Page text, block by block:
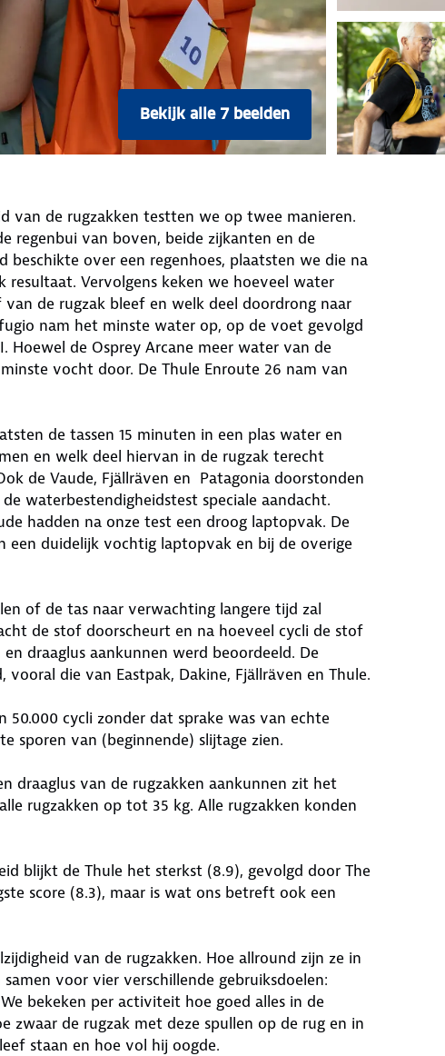
Bekijk alle 7 beelden
van de rugzakken testten we op twee manieren.
regenbui van boven, beide zijkanten en de
over een regenhoes, plaatsten we die na
resultaat. Vervolgens keken we hoeveel water
de rugzak bleef en welk deel doordrong naar
nam het minste water op, op de voet gevolgd
Hoewel de Osprey Arcane meer water van de
vocht door. De Thule Enroute 26 nam van
de tassen 15 minuten in een plas water en
en welk deel hiervan in de rugzak terecht
de Vaude, Fjällräven en Patagonia doorstonden
waterbestendigheidstest speciale aandacht.
hadden na onze test een droog laptopvak. De
een duidelijk vochtig laptopvak en bij de overige
of de tas naar verwachting langere tijd zal
de stof doorscheurt en na hoeveel cycli de stof
draaglus aankunnen werd beoordeeld. De
die van Eastpak, Dakine, Fjällräven en Thule.
cycli zonder dat sprake was van echte
sporen van (beginnende) slijtage zien.
draaglus van de rugzakken aankunnen zit het
rugzakken op tot 35 kg. Alle rugzakken konden
blijkt de Thule het sterkst (8.9), gevolgd door The
score (8.3), maar is wat ons betreft ook een
van de rugzakken. Hoe allround zijn ze in
voor vier verschillende gebruiksdoelen:
bekeken per activiteit hoe goed alles in de
zwaar de rugzak met deze spullen op de rug en in
staan en hoe vol hij oogde.